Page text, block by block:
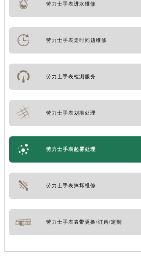
劳力士手表进水维修
劳力士手表走时问题维修
劳力士手表检测服务
劳力士手表划痕处理
劳力士手表起雾处理
劳力士手表摔坏维修
劳力士手表表带更换/订购/定制